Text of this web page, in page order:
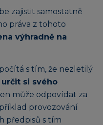
zajistit samostatně
práva z tohoto
výhradně na
s tím, že nezletilý
určit si svého
může odpovídat za
provozování
předpisů s tím